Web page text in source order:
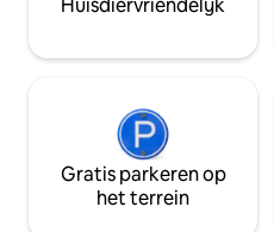
Huisdiervriendelijk
Gratis parkeren op
het terrein